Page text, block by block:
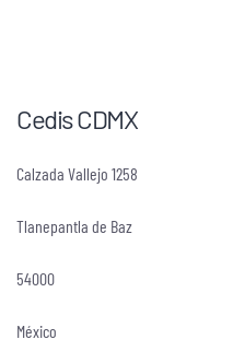
Cedis CDMX
Calzada Vallejo 1258
Tlanepantla de Baz
54000
México